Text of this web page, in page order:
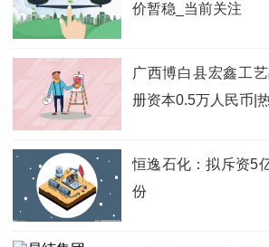
价暂稳_当前关注
广西博白县宏鑫工
册资本0.5万人民币|
恒逸石化：拟斥资5
份